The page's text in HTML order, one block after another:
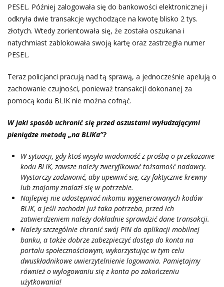
PESEL. Później zalogowała się do bankowości elektronicznej i
odkryła dwie transakcje wychodzące na kwotę blisko 2 tys.
złotych. Wtedy zorientowała się, że została oszukana i
natychmiast zablokowała swoją kartę oraz zastrzegła numer
PESEL.
Teraz policjanci pracują nad tą sprawą, a jednocześnie apelują o
zachowanie czujności, ponieważ transakcji dokonanej za
pomocą kodu BLIK nie można cofnąć.
W jaki sposób uchronić się przed oszustami wyłudzającymi
pieniądze metodą „na BLIKa”?
W sytuacji, gdy ktoś wysyła wiadomość z prośbą o przekazanie
kodu BLIK, zawsze należy zweryfikować tożsamość nadawcy.
Wystarczy zadzwonić, aby upewnić się, czy faktycznie krewny
lub znajomy znalazł się w potrzebie.
Najlepiej nie udostępniać nikomu wygenerowanych kodów
BLIK, a jeśli zachodzi już taka potrzeba, przed ich
zatwierdzeniem należy dokładnie sprawdzić dane transakcji.
Należy szczególnie chronić swój PIN do aplikacji mobilnej
banku, a także dobrze zabezpieczyć dostęp do konta na
portalu społecznościowym, wykorzystując w tym celu
dwuskładnikowe uwierzytelnienie logowania. Pamiętajmy
również o wylogowaniu się z konta po zakończeniu
użytkowania!